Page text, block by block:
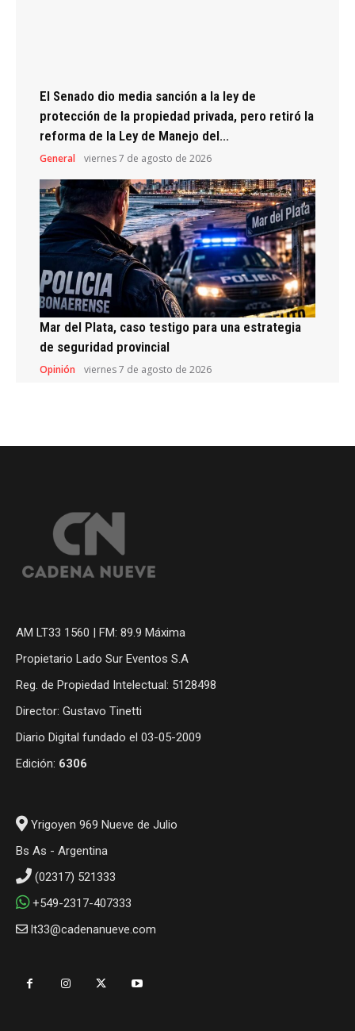
El Senado dio media sanción a la ley de
protección de la propiedad privada, pero retiró la
reforma de la Ley de Manejo del...
General viernes 7 de agosto de 2026
Mar del Plata, caso testigo para una estrategia
de seguridad provincial
Opinión viernes 7 de agosto de 2026
AM LT33 1560 | FM: 89.9 Máxima
Propietario Lado Sur Eventos S.A
Reg. de Propiedad Intelectual: 5128498
Director: Gustavo Tinetti
Diario Digital fundado el 03-05-2009
Edición: 6306
Yrigoyen 969 Nueve de Julio
Bs As - Argentina
(02317) 521333
+549-2317-407333
lt33@cadenanueve.com